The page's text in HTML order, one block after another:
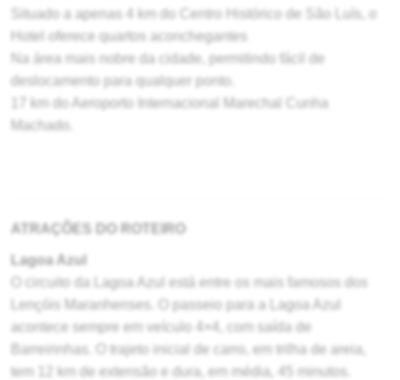
Situado a apenas 4 km do Centro Histórico de São Luís, o
Hotel oferece quartos aconchegantes
Na área mais nobre da cidade, permitindo fácil de
deslocamento para qualquer ponto.
17 km do Aeroporto Internacional Marechal Cunha
Machado.
ATRAÇÕES DO ROTEIRO
Lagoa Azul
O circuito da Lagoa Azul está entre os mais famosos dos
Lençóis Maranhenses. O passeio para a Lagoa Azul
acontece sempre em veículo 4×4, com saída de
Barreirinhas. O trajeto inicial de carro, em trilha de areia,
tem 12 km de extensão e dura, em média, 45 minutos.